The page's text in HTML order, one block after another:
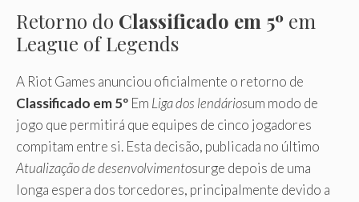
Retorno do Classificado em 5º em
League of Legends
A Riot Games anunciou oficialmente o retorno de
Classificado em 5º Em Liga dos lendáriosum modo de
jogo que permitirá que equipes de cinco jogadores
compitam entre si. Esta decisão, publicada no último
Atualização de desenvolvimentosurge depois de uma
longa espera dos torcedores, principalmente devido a